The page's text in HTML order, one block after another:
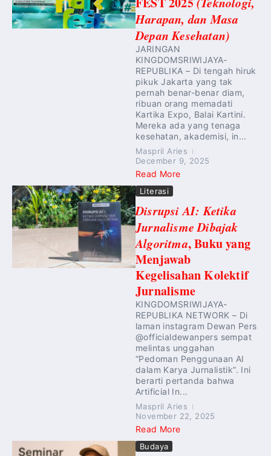
Harapan, dan Masa
Depan Kesehatan)
JARINGAN
KINGDOMSRIWIJAYA-
REPUBLIKA – Di tengah hiruk
pikuk Jakarta yang tak
pernah benar-benar diam,
ribuan orang memadati
Kartika Expo, Balai Kartini.
Mereka ada yang tenaga
kesehatan, akademisi, in...
Maspril Aries
December 9, 2025
Read More
Literasi
Disrupsi AI: Ketika
Jurnalisme Dibajak
Algoritma, Buku yang
Menjawab
Kegelisahan Kolektif
Jurnalisme
KINGDOMSRIWIJAYA-
REPUBLIKA NETWORK – Di
laman instagram Dewan Pers
@officialdewanpers sempat
melintas unggahan
“Pedoman Penggunaan AI
dalam Karya Jurnalistik”. Ini
berarti pertanda bahwa
Artificial In...
Maspril Aries
November 22, 2025
Read More
Budaya